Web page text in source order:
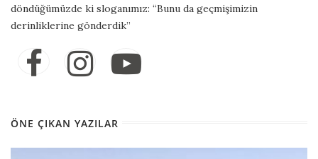
döndüğümüzde ki sloganımız: “Bunu da geçmişimizin
derinliklerine gönderdik”
ÖNE ÇIKAN YAZILAR